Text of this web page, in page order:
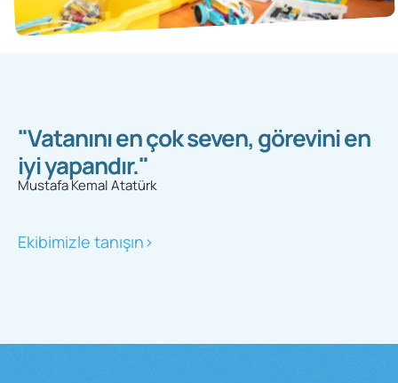
"Vatanını en çok seven, görevini en
iyi yapandır."
Mustafa Kemal Atatürk
Ekibimizle tanışın>